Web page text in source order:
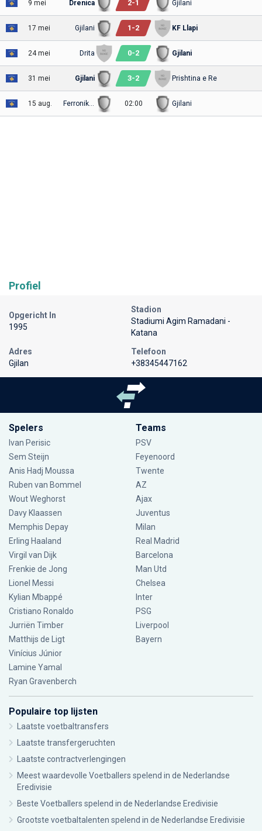
9 mei Drenica 2-1 Gjilani
17 mei Gjilani 1 -2 KF Llapi
24 mei Drita 0-2 Gjilani
31 mei Gjilani 3-2 Prishtina e Re
15 aug. Ferronikeli 02:00 Gjilani
Profiel
Opgericht In
1995
Stadion
Stadiumi Agim Ramadani -
Katana
Adres
Gjilan
Telefoon
+38345447162
Spelers
Ivan Perisic
Sem Steijn
Anis Hadj Moussa
Ruben van Bommel
Wout Weghorst
Davy Klaassen
Memphis Depay
Erling Haaland
Virgil van Dijk
Frenkie de Jong
Lionel Messi
Kylian Mbappé
Cristiano Ronaldo
Jurriën Timber
Matthijs de Ligt
Vinícius Júnior
Lamine Yamal
Ryan Gravenberch
Teams
PSV
Feyenoord
Twente
AZ
Ajax
Juventus
Milan
Real Madrid
Barcelona
Man Utd
Chelsea
Inter
PSG
Liverpool
Bayern
Populaire top lijsten
Laatste voetbaltransfers
Laatste transfergeruchten
Laatste contractverlengingen
Meest waardevolle Voetballers spelend in de Nederlandse
Eredivisie
Beste Voetballers spelend in de Nederlandse Eredivisie
Grootste voetbaltalenten spelend in de Nederlandse Eredivisie